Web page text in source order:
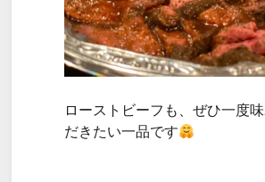
ローストビーフも、ぜひ一度
だきたい一品です